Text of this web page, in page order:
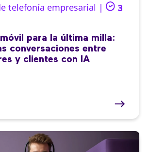
telefonía empresarial |
3
para la última milla:
conversaciones entre
y clientes con IA